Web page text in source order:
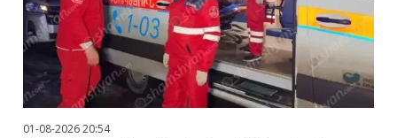
01-08-2026 20:54